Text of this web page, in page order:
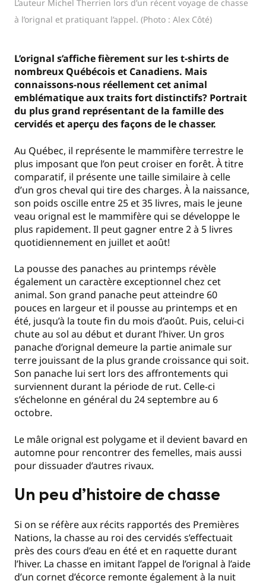
L’auteur Michel Therrien lors d’un récent voyage de chasse
à l’orignal et pratiquant l’appel. (Photo : Alex Côté)
L’orignal s’affiche fièrement sur les t-shirts de
nombreux Québécois et Canadiens. Mais
connaissons-nous réellement cet animal
emblématique aux traits fort distinctifs? Portrait
du plus grand représentant de la famille des
cervidés et aperçu des façons de le chasser.
Au Québec, il représente le mammifère terrestre le
plus imposant que l’on peut croiser en forêt. À titre
comparatif, il présente une taille similaire à celle
d’un gros cheval qui tire des charges. À la naissance,
son poids oscille entre 25 et 35 livres, mais le jeune
veau orignal est le mammifère qui se développe le
plus rapidement. Il peut gagner entre 2 à 5 livres
quotidiennement en juillet et août!
La pousse des panaches au printemps révèle
également un caractère exceptionnel chez cet
animal. Son grand panache peut atteindre 60
pouces en largeur et il pousse au printemps et en
été, jusqu’à la toute fin du mois d’août. Puis, celui-ci
chute au sol au début et durant l’hiver. Un gros
panache d’orignal demeure la partie animale sur
terre jouissant de la plus grande croissance qui soit.
Son panache lui sert lors des affrontements qui
surviennent durant la période de rut. Celle-ci
s’échelonne en général du 24 septembre au 6
octobre.
Le mâle orignal est polygame et il devient bavard en
automne pour rencontrer des femelles, mais aussi
pour dissuader d’autres rivaux.
Un peu d’histoire de chasse
Si on se réfère aux récits rapportés des Premières
Nations, la chasse au roi des cervidés s’effectuait
près des cours d’eau en été et en raquette durant
l’hiver. La chasse en imitant l’appel de l’orignal à l’aide
d’un cornet d’écorce remonte également à la nuit